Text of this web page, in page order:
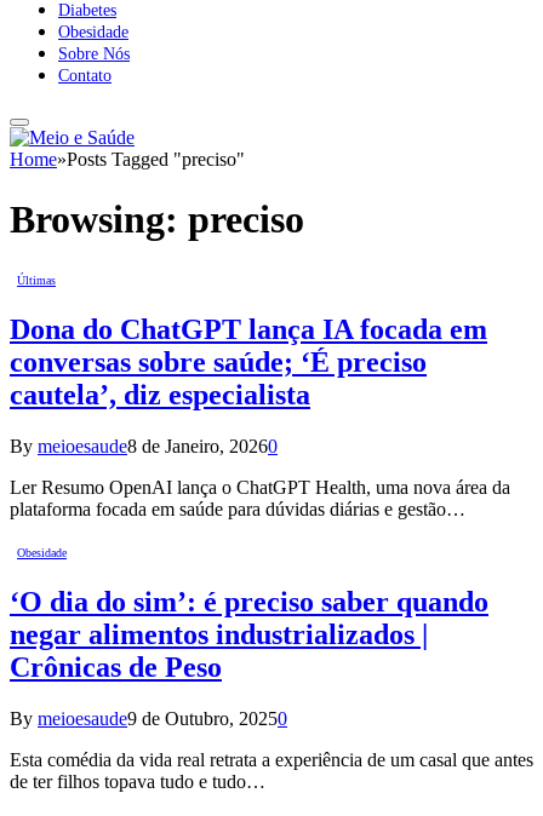
Diabetes
Obesidade
Sobre Nós
Contato
Home»Posts Tagged "preciso"
Browsing: preciso
Últimas
Dona do ChatGPT lança IA focada em
conversas sobre saúde; ‘É preciso
cautela’, diz especialista
By meioesaude8 de Janeiro, 20260
Ler Resumo OpenAI lança o ChatGPT Health, uma nova área da
plataforma focada em saúde para dúvidas diárias e gestão…
Obesidade
‘O dia do sim’: é preciso saber quando
negar alimentos industrializados |
Crônicas de Peso
By meioesaude9 de Outubro, 20250
Esta comédia da vida real retrata a experiência de um casal que antes
de ter filhos topava tudo e tudo…